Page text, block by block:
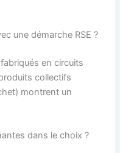
une démarche RSE ?
en circuits
collectifs
montrent un
dans le choix ?